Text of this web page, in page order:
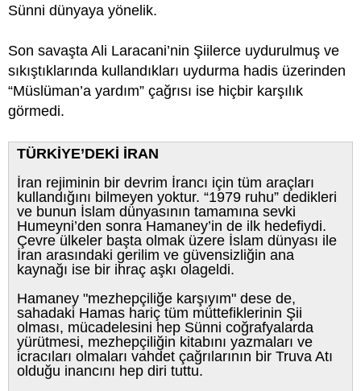
Sünni dünyaya yönelik.
Son savaşta Ali Laracani’nin Şiilerce uydurulmuş ve
sıkıştıklarında kullandıkları uydurma hadis üzerinden
“Müslüman’a yardım” çağrısı ise hiçbir karşılık
görmedi.
TÜRKİYE’DEKİ İRAN
İran rejiminin bir devrim İrancı için tüm araçları
kullandığını bilmeyen yoktur. “1979 ruhu” dedikleri
ve bunun İslam dünyasının tamamına sevki
Humeyni’den sonra Hamaney’in de ilk hedefiydi.
Çevre ülkeler başta olmak üzere İslam dünyası ile
İran arasındaki gerilim ve güvensizliğin ana
kaynağı ise bir ihraç aşkı olageldi.
Hamaney "mezhepçiliğe karşıyım" dese de,
sahadaki Hamas hariç tüm müttefiklerinin Şii
olması, mücadelesini hep Sünni coğrafyalarda
yürütmesi, mezhepçiliğin kitabını yazmaları ve
icracıları olmaları vahdet çağrılarının bir Truva Atı
olduğu inancını hep diri tuttu.